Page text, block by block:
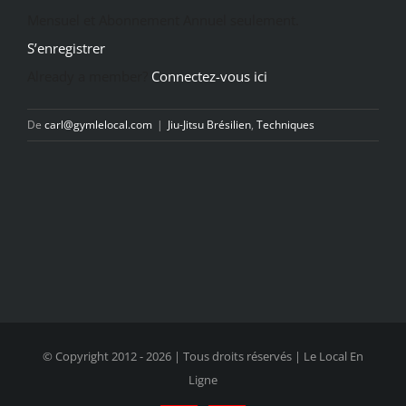
S’enregistrer
Connectez-vous ici
De carl@gymlelocal.com | Jiu-Jitsu Brésilien, Techniques
© Copyright 2012 -2026 | Tous droits réservés | Le Local En
Ligne